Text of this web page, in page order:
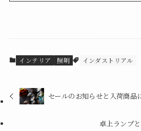
インテリア 照明 インダストリアル
セールのお知らせと入荷商品
卓上ランプ